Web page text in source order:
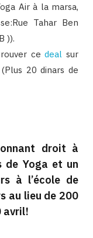
Air à la marsa,
Tahar Ben
)).
cedeal sur
(Plus 20 dinars de
droit à
de Yoga et un
à l’école de
au lieu de 200
avril!